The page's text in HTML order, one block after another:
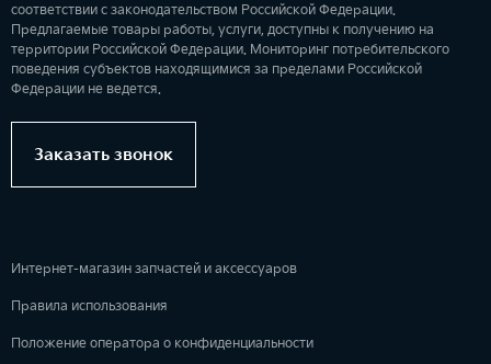
соответствии с законодательством Российской Федерации.
Предлагаемые товары работы, услуги, доступны к получению на
территории Российской Федерации. Мониторинг потребительского
поведения субъектов находящимися за пределами Российской
Федерации не ведется.
Заказать звонок
Интернет-магазин запчастей и аксессуаров
Правила использования
Положение оператора о конфиденциальности